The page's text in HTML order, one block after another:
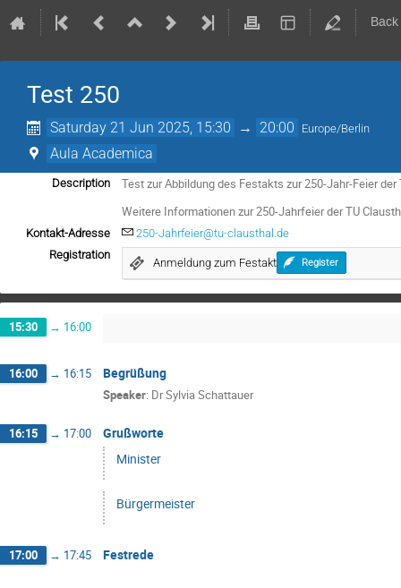
Test 250
Saturday 21 Jun 2025, 15:30 → 20:00 Europe/Berlin
Aula Academica
Description
Test zur Abbildung des Festakts zur 250-Jahr-Feier
Weitere Informationen zur 250-Jahrfeier der TU
Kontakt-Adresse
250-Jahrfeier@tu-clausthal.de
Registration
Anmeldung zum Festakt Register
15:30 → 16:00
16:00 → 16:15 Begrüßung
Speaker: DrSylvia Schattauer
16:15 → 17:00
Grußworte
Minister
Bürgermeister
17:00 → 17:45 Festrede